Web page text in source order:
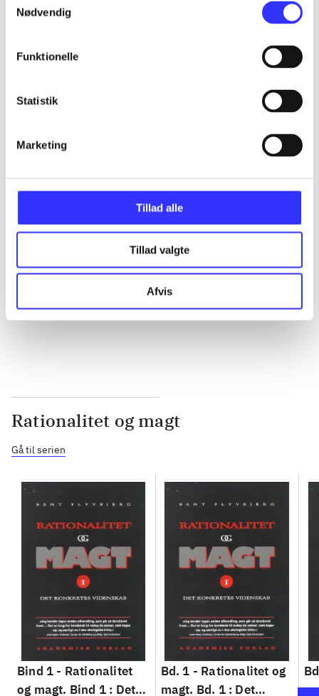
Nødvendig
Funktionelle
Statistik
Marketing
Tillad alle
Tillad valgte
Afvis
Artikler
...
...
Rationalitet og magt
Gå til serien
Bind 1 - Rationalitet
og magt. Bind 1 : Det
Bd. 1 - Rationalitet og
magt. Bd. 1 : Det